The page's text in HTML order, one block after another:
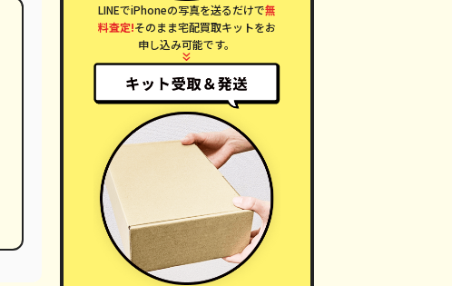
LINEでiPhoneの写真を送るだけで無
料査定!そのまま宅配買取キットをお
申し込み可能です。